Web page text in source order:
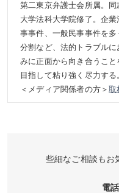
第二東京弁護士会所属。
大学法科大学院修了。企
事事件、一般民事事件を
分割など、法的トラブル
みに正面から向き合うこ
目指して粘り強く尽力する
＜メディア関係者の方＞取
些細なご相談もお
電